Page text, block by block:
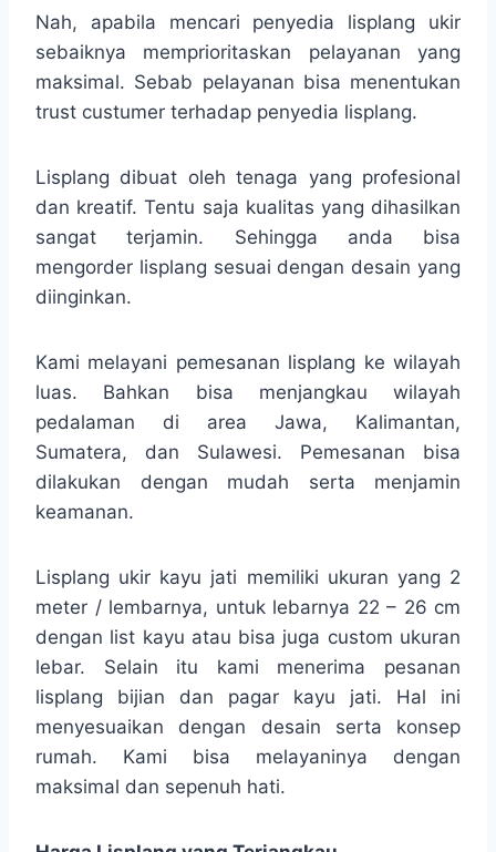
Nah, apabila mencari penyedia lisplang ukir
sebaiknya memprioritaskan pelayanan yang
maksimal. Sebab pelayanan bisa menentukan
trust custumer terhadap penyedia lisplang.
Lisplang dibuat oleh tenaga yang profesional
dan kreatif. Tentu saja kualitas yang dihasilkan
sangat terjamin. Sehingga anda bisa
mengorder lisplang sesuai dengan desain yang
diinginkan.
Kami melayani pemesanan lisplang ke wilayah
luas. Bahkan bisa menjangkau wilayah
pedalaman di area Jawa, Kalimantan,
Sumatera, dan Sulawesi. Pemesanan bisa
dilakukan dengan mudah serta menjamin
keamanan.
Lisplang ukir kayu jati memiliki ukuran yang 2
meter / lembarnya, untuk lebarnya 22 – 26 cm
dengan list kayu atau bisa juga custom ukuran
lebar. Selain itu kami menerima pesanan
lisplang bijian dan pagar kayu jati. Hal ini
menyesuaikan dengan desain serta konsep
rumah. Kami bisa melayaninya dengan
maksimal dan sepenuh hati.